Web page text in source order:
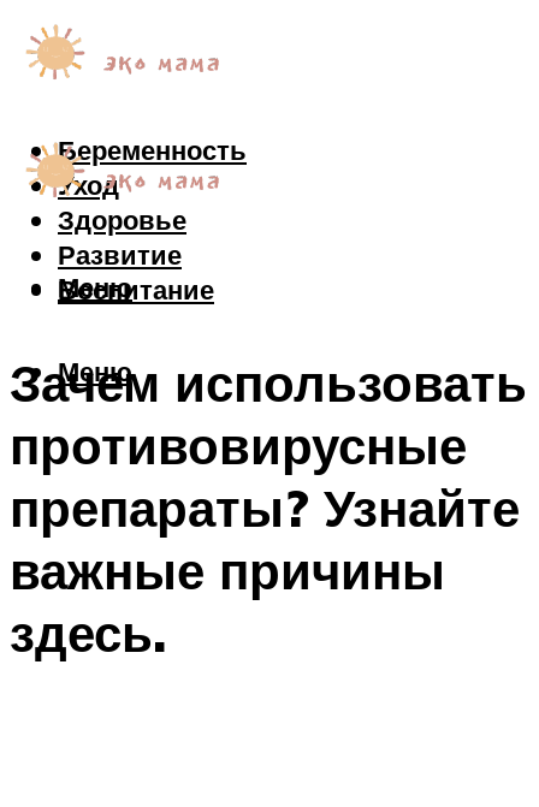
Беременность
Уход
Здоровье
Развитие
Воспитание
Меню
Меню
Зачем использовать
противовирусные
препараты? Узнайте
важные причины
здесь.